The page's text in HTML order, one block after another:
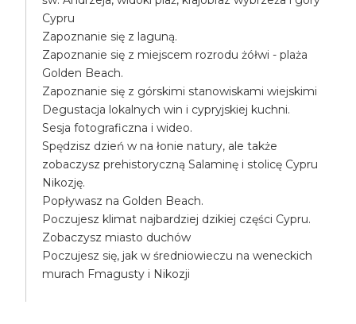
Cypru
Zapoznanie się z laguną.
Zapoznanie się z miejscem rozrodu żółwi - plaża
Golden Beach.
Zapoznanie się z górskimi stanowiskami wiejskimi
Degustacja lokalnych win i cypryjskiej kuchni.
Sesja fotograficzna i wideo.
Spędzisz dzień w na łonie natury, ale także
zobaczysz prehistoryczną Salaminę i stolicę Cypru
Nikozję.
Popływasz na Golden Beach.
Poczujesz klimat najbardziej dzikiej części Cypru.
Zobaczysz miasto duchów
Poczujesz się, jak w średniowieczu na weneckich
murach Fmagusty i Nikozji